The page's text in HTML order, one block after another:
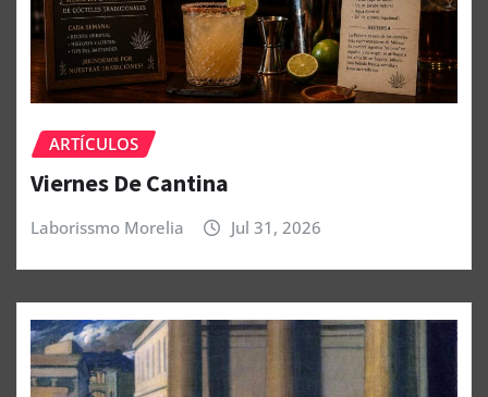
ARTÍCULOS
Viernes De Cantina
Laborissmo Morelia Jul 31, 2026